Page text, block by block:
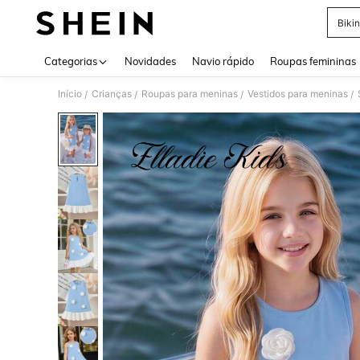
Categorias Novidades Navio rápido Roupas femininas
Início / Crianças / Roupas para meninas / Vestidos para meninas /